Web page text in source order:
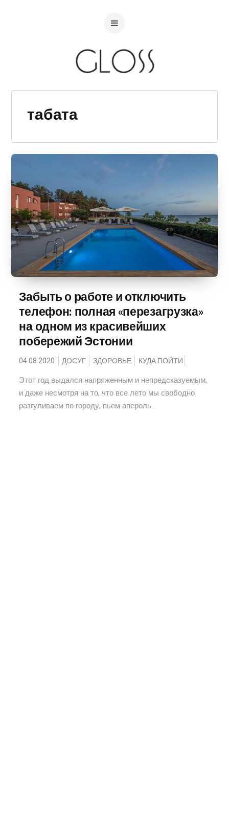
табата
Забыть о работе и отключить
телефон: полная «перезагрузка»
на одном из красивейших
побережий Эстонии
04.08.2020 ДОСУГ ЗДОРОВЬЕ КУДА ПОЙТИ
Этот год выдался напряженным и непредсказуемым,
и даже несмотря на то, что все лето мы свободно
разгуливаем по городу, пьем апероль...